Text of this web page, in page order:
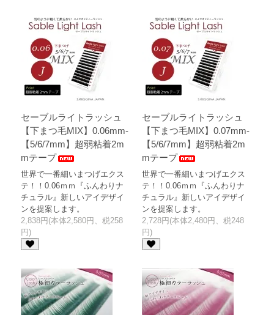
セーブルライトラッシュ
【下まつ毛MIX】0.06mm-
【5/6/7mm】超弱粘着2m
mテープ
世界で一番細いまつげエクス
テ！！0.06ｍｍ『ふんわりナ
チュラル』新しいアイデザイ
ンを提案します。
2,838円(本体2,580円、税258
円)
セーブルライトラッシュ
【下まつ毛MIX】0.07mm-
【5/6/7mm】超弱粘着2m
mテープ
世界で一番細いまつげエクス
テ！！0.06ｍｍ『ふんわりナ
チュラル』新しいアイデザイ
ンを提案します。
2,728円(本体2,480円、税248
円)